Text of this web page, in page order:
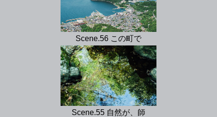
Scene.56 この町で
Scene.55 自然が、師